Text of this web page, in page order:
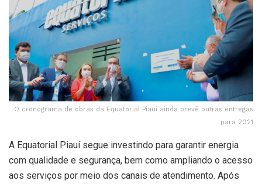
O cronograma de obras da Equatorial Piauí ainda prevê outras entregas
para 2021
A Equatorial Piauí segue investindo para garantir energia
com qualidade e segurança, bem como ampliando o acesso
aos serviços por meio dos canais de atendimento. Após